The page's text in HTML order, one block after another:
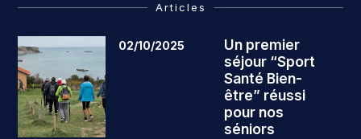
Articles
02/10/2025
Un premier
séjour “Sport
Santé Bien-
être” réussi
pour nos
séniors